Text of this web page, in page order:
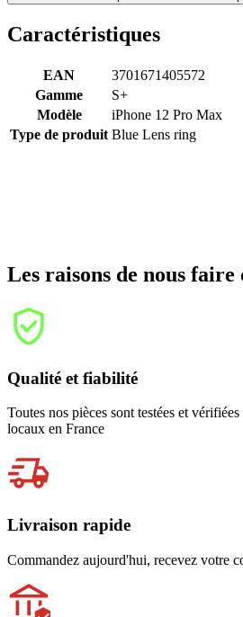
Caractéristiques
EAN
3701671405572
Gamme
S+
Modèle
iPhone 12 Pro Max
Type de produit Blue Lens ring
Les raisons de nous faire
Qualité et fiabilité
Toutes nos pièces sont testées et
locaux en France
Livraison rapide
Commandez aujourd'hui, recevez votre